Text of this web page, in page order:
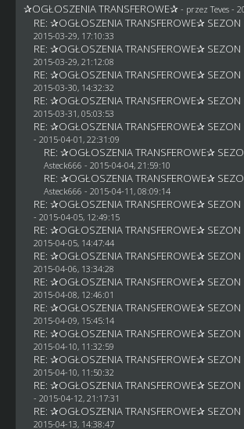
✰OGŁOSZENIA TRANSFEROWE✰ - przezTeves-
RE: ✰OGŁOSZENIA TRANSFEROWE✰ SEZON
2015-03-29, 17:10:33
RE: ✰OGŁOSZENIA TRANSFEROWE✰ SEZON
2015-03-29, 21:12:08
RE: ✰OGŁOSZENIA TRANSFEROWE✰ SEZON
2015-03-30, 14:32:32
RE: ✰OGŁOSZENIA TRANSFEROWE✰ SEZON
2015-03-31, 05:03:53
RE: ✰OGŁOSZENIA TRANSFEROWE✰ SEZON
- 2015-04-01, 22:31:09
RE: ✰OGŁOSZENIA TRANSFEROWE✰
Asteck666 - 2015-04-04, 21:59:10
RE: ✰OGŁOSZENIA TRANSFEROWE✰
Asteck666 - 2015-04-11, 08:09:14
RE: ✰OGŁOSZENIA TRANSFEROWE✰ SEZON
- 2015-04-05, 12:49:15
RE: ✰OGŁOSZENIA TRANSFEROWE✰ SEZON
2015-04-05, 14:47:44
RE: ✰OGŁOSZENIA TRANSFEROWE✰ SEZON
2015-04-06, 13:34:28
RE: ✰OGŁOSZENIA TRANSFEROWE✰ SEZON
2015-04-08, 12:46:01
RE: ✰OGŁOSZENIA TRANSFEROWE✰ SEZON
2015-04-09, 15:45:14
RE: ✰OGŁOSZENIA TRANSFEROWE✰ SEZON
2015-04-10, 11:32:59
RE: ✰OGŁOSZENIA TRANSFEROWE✰ SEZON
2015-04-10, 11:50:32
RE: ✰OGŁOSZENIA TRANSFEROWE✰ SEZON
- 2015-04-12, 21:17:31
RE: ✰OGŁOSZENIA TRANSFEROWE✰ SEZON
2015-04-13, 14:38:47